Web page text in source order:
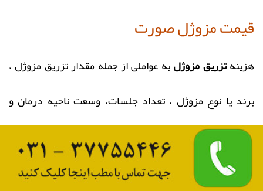
قیمت مزوژل صورت
هزینهتزریق مزوژلبه عواملی از جمله مقدار تزریق مزوژل ،
برند یا نوع مزوژل ، تعداد جلسات، وسعت ناحیه درمان و
دستمزد پزشک پوست بستگی دارد.